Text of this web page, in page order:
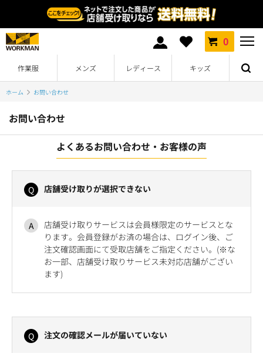
0
作業服 メンズ レディース キッズ
ホーム お問い合わせ
お問い合わせ
よくあるお問い合わせ・お客様の声
店舗受け取りが選択できない
店舗受け取りサービスは会員様限定のサービスとな
ります。会員登録がお済の場合は、ログイン後、ご
注文確認画面にて受取店舗をご指定ください。(※な
お一部、店舗受け取りサービス未対応店舗がござい
ます)
注文の確認メールが届いていない